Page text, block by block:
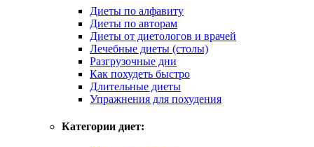
Диеты по алфавиту
Диеты по авторам
Диеты от диетологов и врачей
Лечебные диеты (столы)
Разгрузочные дни
Как похудеть быстро
Длительные диеты
Упражнения для похудения
Категории диет: